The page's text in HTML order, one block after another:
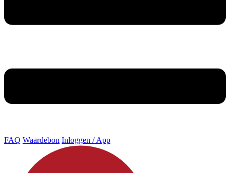
FAQ Waardebon Inloggen / App